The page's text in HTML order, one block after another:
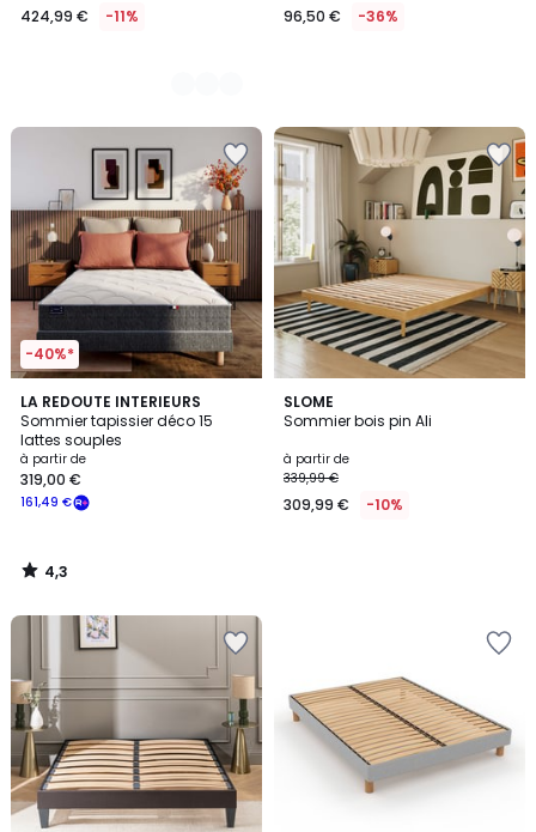
424,99 € -11% 96,50 € -36%
-40%*
LA REDOUTE INTERIEURS
Sommier tapissier déco 15
lattes souples
à partir de
161,49 €
319,00 €
4,3
/ 5
4,3
/
SLOME
Sommier bois pin Ali
à partir de
339,99 €
309,99 € -10%